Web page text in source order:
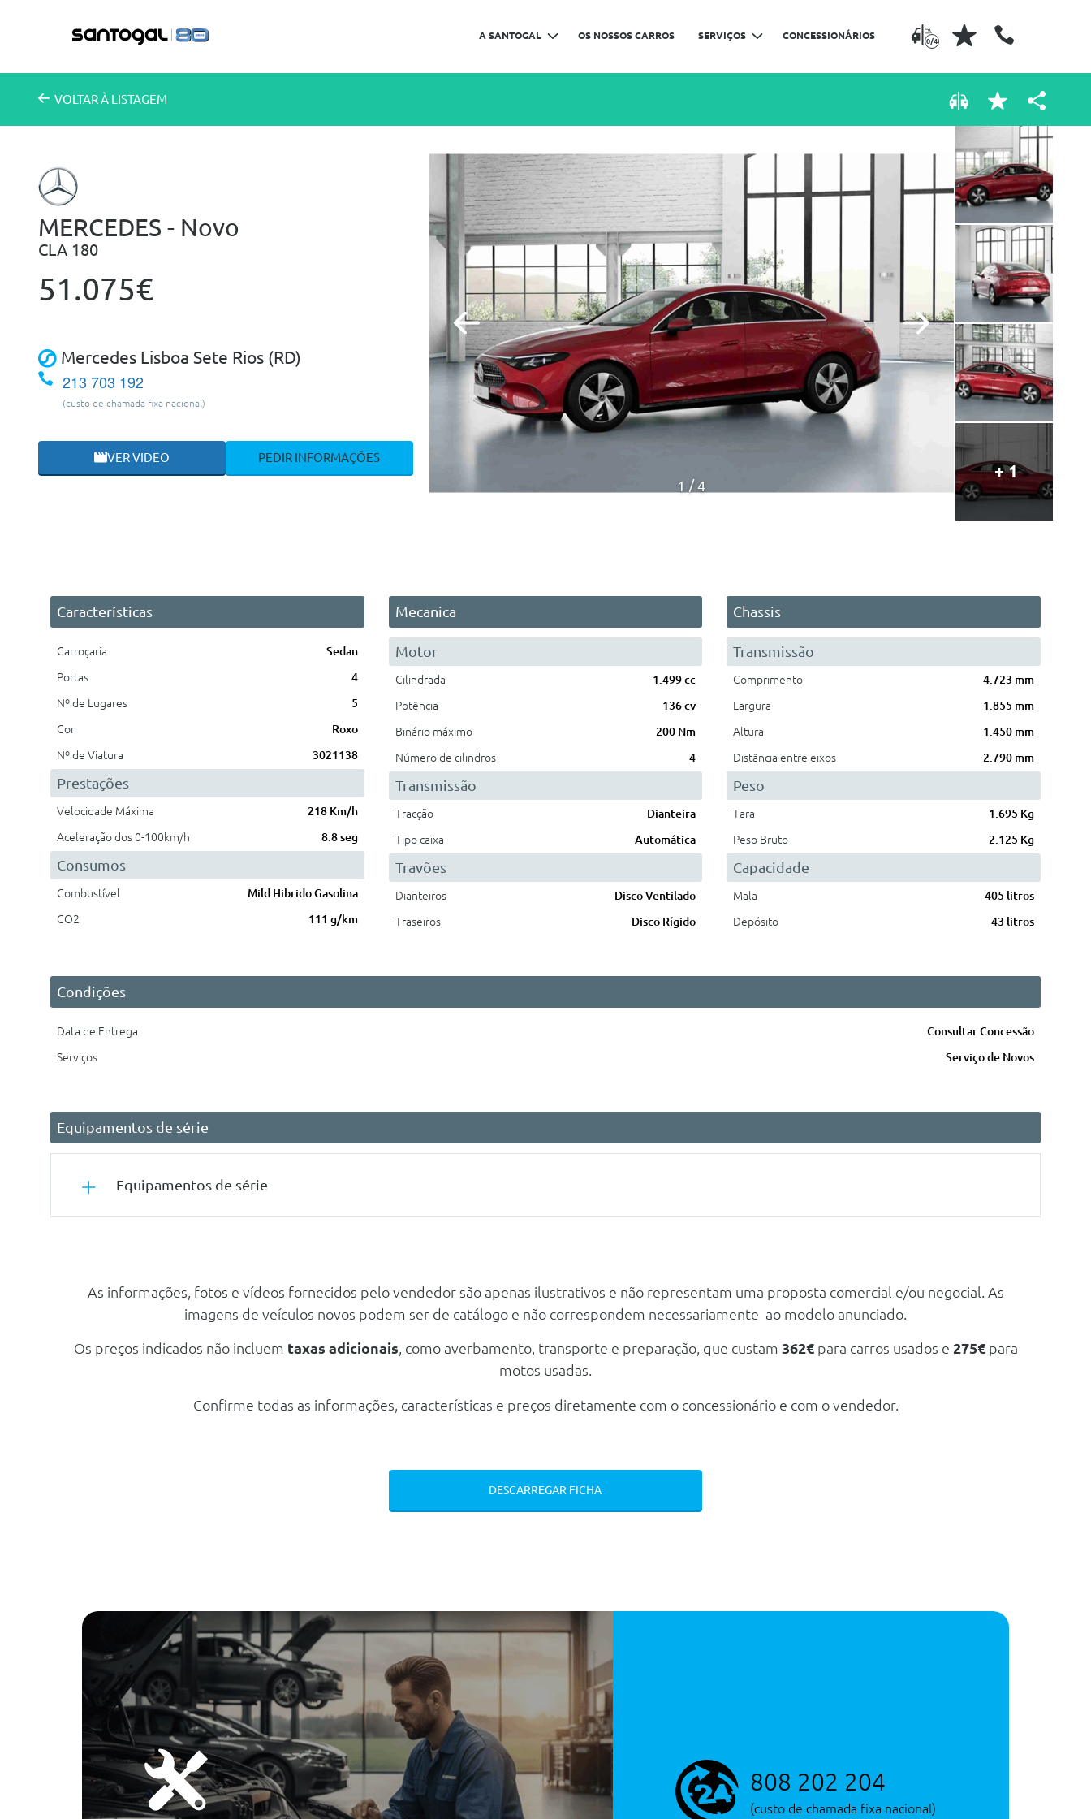
0/4
A SANTOGAL OS NOSSOS CARROS SERVIÇOS CONCESSIONÁRIOS
VOLTARÀ LISTAGEM
1 4
+ 1
MERCEDES - Novo
CLA 180
51.075€
Mercedes Lisboa Sete Rios (RD)
213 703 192
(custo de chamada fixa nacional)
VER VIDEO PEDIR INFORMAÇÕES
Características
Carroçaria
Sedan
Portas
4
Nº de Lugares
5
Cor
Roxo
Nº de Viatura
3021138
Prestações
Velocidade Máxima
218 Km/h
Aceleração dos 0-100km/h
8.8 seg
Consumos
Combustível
Mild Hibrido Gasolina
CO2
111 g/km
Mecanica
Motor
Cilindrada
1.499 cc
Potência
136 cv
Binário máximo
200 Nm
Número de cilindros
4
Transmissão
Tracção
Dianteira
Tipo caixa
Automática
Travões
Dianteiros
Disco Ventilado
Traseiros
Disco Rígido
Chassis
Transmissão
Comprimento
4.723 mm
Largura
1.855 mm
Altura
1.450 mm
Distância entre eixos
2.790 mm
Peso
Tara
1.695 Kg
Peso Bruto
2.125 Kg
Capacidade
Mala
405 litros
Depósito
43 litros
Condições
Data de Entrega
Consultar Concessão
Serviços
Serviço de Novos
Equipamentos de série
Equipamentos de série
Funçao Paragem De Emergencia
Extra Digital: Live Traffic Information Mbux
Funçao Faixa De Rodagem
Extra Digital: Funçao De Reinicializaçao
Extra Digital: Ajuste De Velocidade Com Base No Percurso
Protecçao De Peoes
Desactivação Automatica Do Airbag Do Passageiro
Conforto/Interior e Exterior
Volante Multifunções Em Pele
Tapete Antiderrapante Para Bagageira Em Preto
Linha Progressive
As informações, fotos e vídeos fornecidos pelo vendedor são apenas ilustrativos e não representam uma proposta comercial e/ou negocial. As
imagens de veículos novos podem ser de catálogo e não correspondem necessariamente ao modelo anunciado.
Os preços indicados não incluem taxas adicionais, como averbamento, transporte e preparação, que custam 362€para carros usados e 275€para
motos usadas.
Confirme todas as informações, características e preços diretamente com o concessionário e com o vendedor.
DESCARREGAR FICHA
808 202 204
(custo de chamada fixa nacional)